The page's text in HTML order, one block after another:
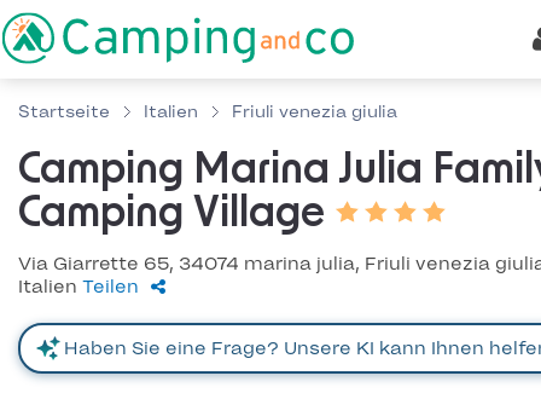
Startseite Italien Friuli venezia giulia
Camping Marina Julia
Camping Village
Via Giarrette 65, 34074 marina julia, Friuli venezia
Italien Teilen